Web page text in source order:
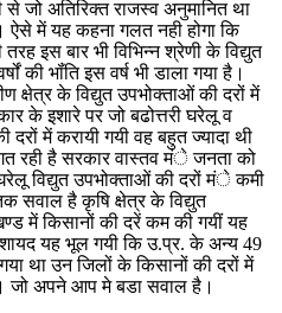
से जो अतिरिक्त राजस्व अनुमानित था
में यह कहना गलत नही होगा कि
तरह इस बार भी विभिन्न श्रेणी के विद्युत
की भॉंति इस वर्ष भी डाला गया है।
क्षेत्र के विद्युत उपभोक्ताओं की दरों में
के इशारे पर जो बढोत्तरी घरेलू व
दरों में करायी गयी वह बहुत ज्यादा थी
रही है सरकार वास्तव मंे जनता को
विद्युत उपभोक्ताओं की दरों मंे कमी
सवाल है कृषि क्षेत्र के विद्युत
में किसानों की दरें कम की गयीं यह
यह भूल गयी कि उ.प्र. के अन्य 49
था उन जिलों के किसानों की दरों में
जो अपने आप मे बडा सवाल है।